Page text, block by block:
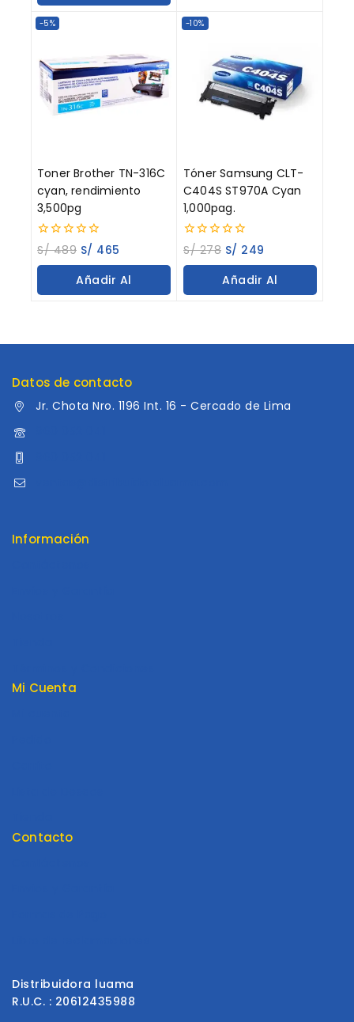
-5%
Toner Brother TN-316C
cyan, rendimiento
3,500pg
0
out
of
S/489 S/ 465
Añadir Al
-10%
Tóner Samsung CLT-
C404S ST970A Cyan
1,000pag.
0
out
of
S/278 S/ 249
Añadir Al
Datos de contacto
Jr. Chota Nro. 1196 Int. 16 - Cercado de Lima
Información
Mi Cuenta
Contacto
Distribuidora luama
R.U.C. : 20612435988